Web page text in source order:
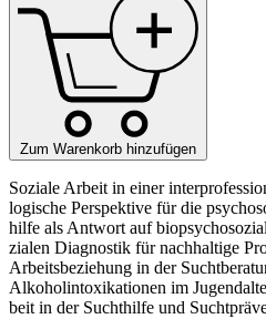
Zum Warenkorb hinzufügen
Soziale Arbeit in einer
logische Perspektive für die
hilfe als Antwort auf
zi­alen Diagnostik für nachhaltige
Arbeitsbeziehung in der
Alkoholintoxikationen im
beit in der Suchthilfe und